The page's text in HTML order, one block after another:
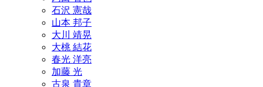
石沢 憲哉
山本 邦子
大川 靖晃
大桃 結花
春光 洋亮
加藤 光
古泉 貴章